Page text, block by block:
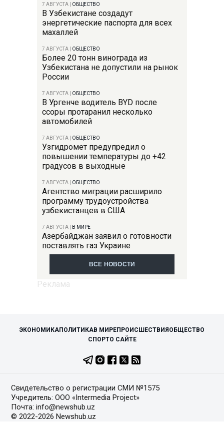
7 АВГУСТА ОБЩЕСТВО
В Узбекистане создадут
энергетические паспорта для всех
махаллей
7 АВГУСТА ОБЩЕСТВО
Более 20 тонн винограда из
Узбекистана не допустили на рынок
России
7 АВГУСТА ОБЩЕСТВО
В Ургенче водитель BYD после
ссоры протаранил несколько
автомобилей
7 АВГУСТА ОБЩЕСТВО
Узгидромет предупредил о
повышении температуры до +42
градусов в выходные
7 АВГУСТА ОБЩЕСТВО
Агентство миграции расширило
программу трудоустройства
узбекистанцев в США
7 АВГУСТА В МИРЕ
Азербайджан заявил о готовности
поставлять газ Украине
ВСЕ НОВОСТИ
ЭКОНОМИКАПОЛИТИКАВ МИРЕПРОИСШЕСТВИЯОБЩЕСТВО
СПОРТО САЙТЕ
Свидетельство о регистрации СМИ №1575
Учредитель: ООО «Intermedia Project»
Почта: info@newshub.uz
© 2022-2026 Newshub.uz